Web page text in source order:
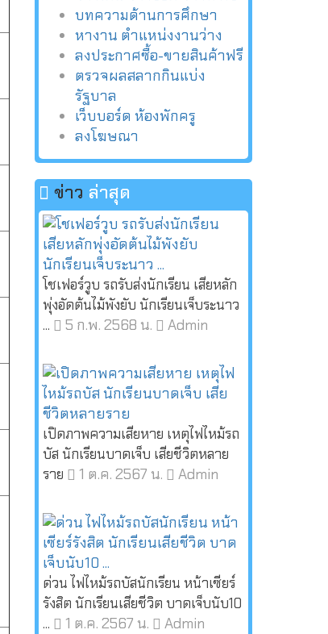
บทความด้านการศึกษา
หางาน ตำแหน่งงานว่าง
ลงประกาศซื้อ-ขายสินค้าฟรี
ตรวจผลสลากกินแบ่ง
รัฐบาล
เว็บบอร์ด ห้องพักครู
ลงโฆษณา
ข่าว ล่าสุด
โชเฟอร์วูบ รถรับส่งนักเรียน เสียหลัก
พุ่งอัดต้นไม้พังยับ นักเรียนเจ็บระนาว
...
5 ก.พ. 2568 น. Admin
เปิดภาพความเสียหาย เหตุไฟไหม้รถ
บัส นักเรียนบาดเจ็บ เสียชีวิตหลาย
ราย
1 ต.ค. 2567 น. Admin
ด่วน ไฟไหม้รถบัสนักเรียน หน้าเซียร์
รังสิต นักเรียนเสียชีวิต บาดเจ็บนับ10
...
1 ต.ค. 2567 น. Admin